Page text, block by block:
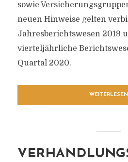
sowie
neuen Hinweise gelten
Jahresberichtswesen 2019
vierteljährliche
Quartal 2020.
WEITERLESEN